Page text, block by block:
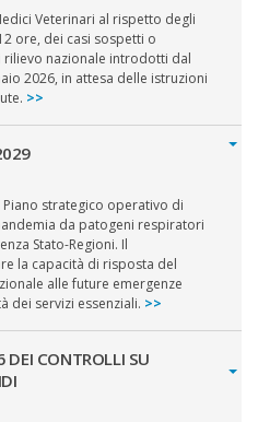
Veterinari al rispetto degli
ore, dei casi sospetti o
nazionale introdotti dal
2026, in attesa delle istruzioni
>>
Piano strategico operativo di
da patogeni respiratori
Stato-Regioni. Il
la capacità di risposta del
alle future emergenze
dei servizi essenziali. >>
CONTROLLI SU